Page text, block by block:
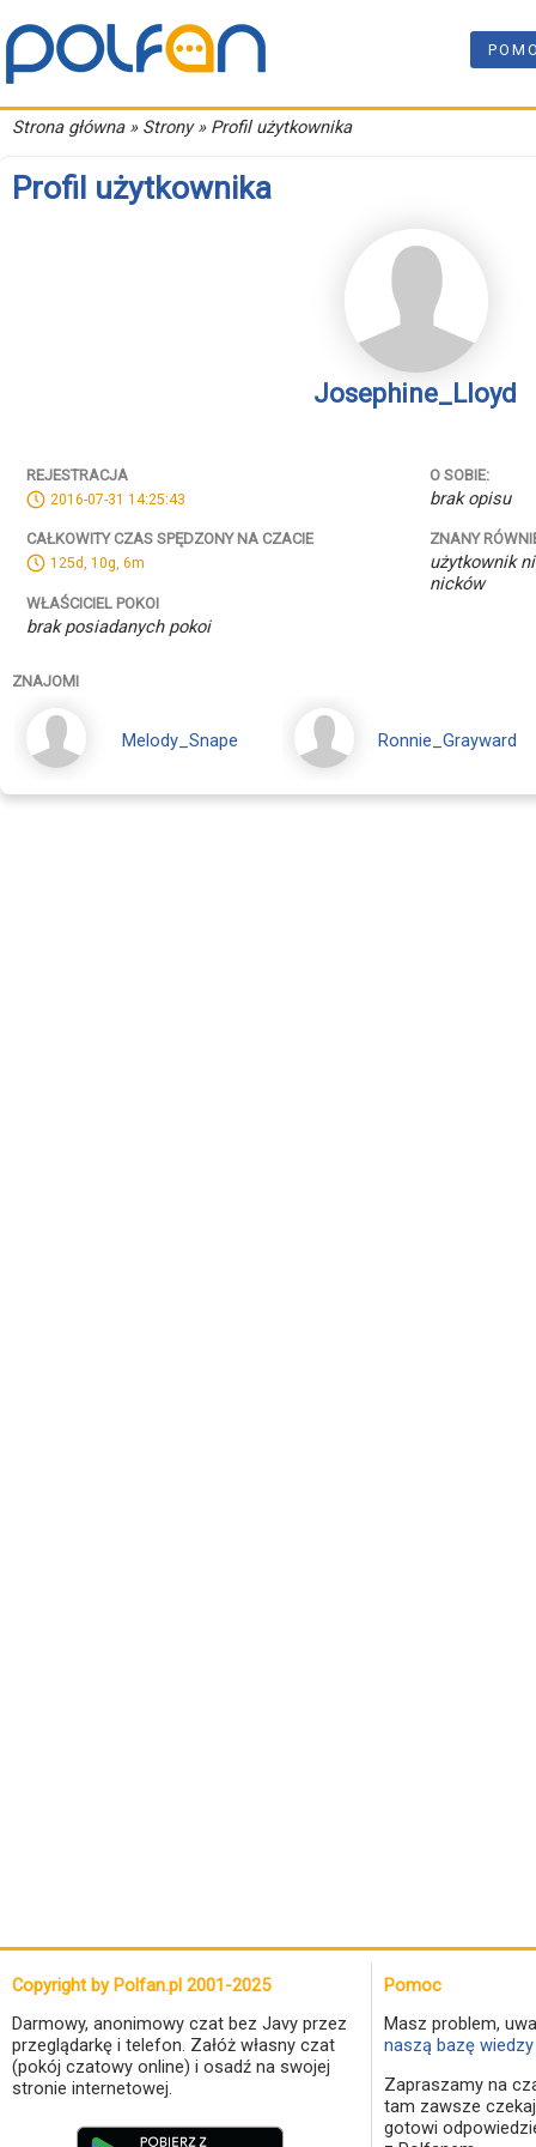
Strona główna» Strony » Profil użytkownika
Profil użytkownika
Josephine_Lloyd
REJESTRACJA
2016-07-31 14:25:43
CAŁKOWITY CZAS SPĘDZONY NA CZACIE
125d, 10g, 6m
WŁAŚCICIEL POKOI
brak posiadanych pokoi
O SOBIE:
brak opisu
ZNANY
użytkownik
nicków
ZNAJOMI
Melody_Snape Ronnie_Grayward
Copyright by Polfan.pl 2001-2025
Darmowy, anonimowy czat bez Javy przez
przeglądarkę i telefon. Załóż własny czat
(pokój czatowy online) i osadź na swojej
stronie internetowej.
Pomoc
Masz problem,
naszą bazę
Zapraszamy na
tam zawsze
gotowi